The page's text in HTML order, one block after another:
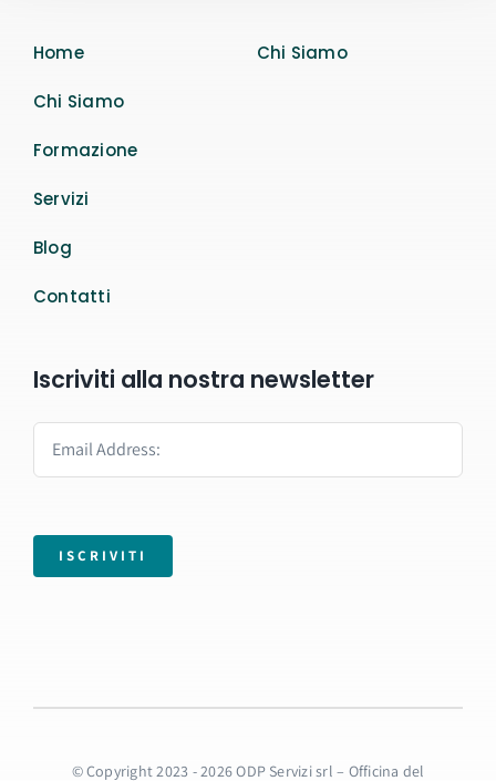
Home
Chi Siamo
Formazione
Servizi
Blog
Contatti
Chi Siamo
Iscriviti alla nostra newsletter
ISCRIVITI
© Copyright 2023 - 2026 ODP Servizi srl – Officina del